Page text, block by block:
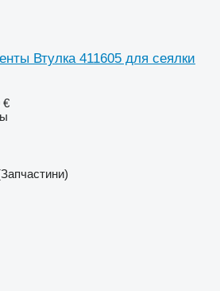
Втулка 411605 для сеялки
€